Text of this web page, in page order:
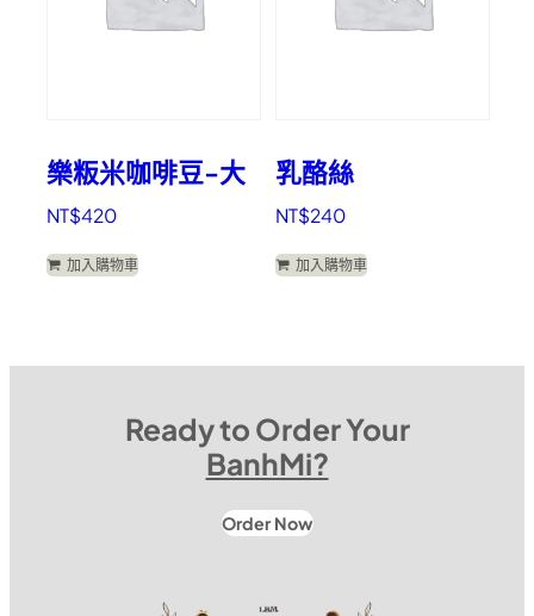
樂粄米咖啡豆-大
NT$420
加入購物車
乳酪絲
NT$240
加入購物車
Ready to Order Your
BanhMi?
Order Now